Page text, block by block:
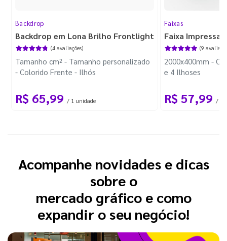
Backdrop
Backdrop em Lona Brilho Frontlight
(4 avaliações)
Tamanho cm² - Tamanho personalizado
- Colorido Frente - Ilhós
R$ 65,99 / 1 unidade
Faixas
Faixa Impressa
(9
2000x400mm -
e 4 Ilhoses
R$ 57,99
Acompanhe novidades e dicas
sobre o
mercado gráfico e como
expandir o seu negócio!